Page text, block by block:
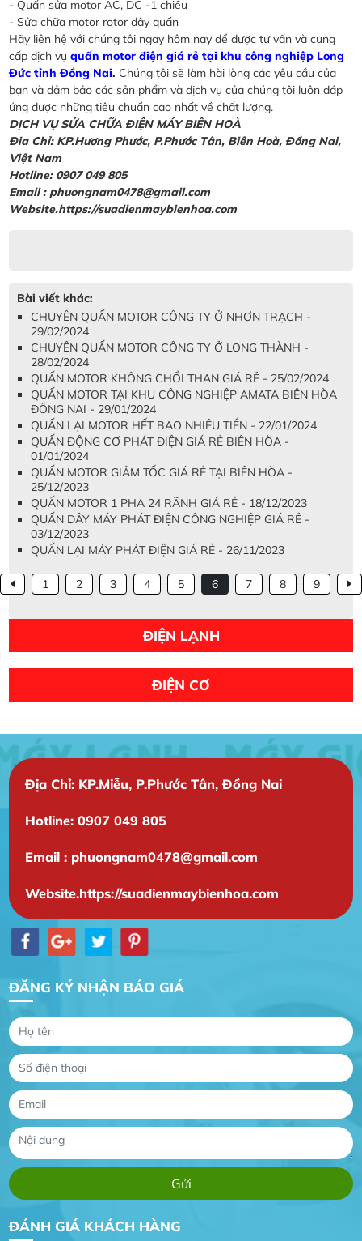
- Quấn sửa motor AC, DC -1 chiều
- Sửa chữa motor rotor dây quấn
Hãy liên hệ với chúng tôi ngay hôm nay để được tư vấn và cung
cấp dịch vụ quấn motor điện giá rẻ tại khu công nghiệp Long
Đức tỉnh Đồng Nai. Chúng tôi sẽ làm hài lòng các yêu cầu của
bạn và đảm bảo các sản phẩm và dịch vụ của chúng tôi luôn đáp
ứng được những tiêu chuẩn cao nhất về chất lượng.
DỊCH VỤ SỬA CHỮA ĐIỆN MÁY BIÊN HOÀ
Đia Chỉ: KP.Hương Phước, P.Phước Tân, Biên Hoà, Đồng Nai,
Việt Nam
Hotline: 0907 049 805
Email : phuongnam0478@gmail.com
Website.https://suadienmaybienhoa.com
Bài viết khác:
CHUYÊN QUẤN MOTOR CÔNG TY Ở NHƠN TRẠCH -
29/02/2024
CHUYÊN QUẤN MOTOR CÔNG TY Ở LONG THÀNH -
28/02/2024
QUẤN MOTOR KHÔNG CHỔI THAN GIÁ RẺ - 25/02/2024
QUẤN MOTOR TẠI KHU CÔNG NGHIỆP AMATA BIÊN HÒA
ĐỒNG NAI - 29/01/2024
QUẤN LẠI MOTOR HẾT BAO NHIÊU TIỀN - 22/01/2024
QUẤN ĐỘNG CƠ PHÁT ĐIỆN GIÁ RẺ BIÊN HÒA -
01/01/2024
QUẤN MOTOR GIẢM TỐC GIÁ RẺ TẠI BIÊN HÒA -
25/12/2023
QUẤN MOTOR 1 PHA 24 RÃNH GIÁ RẺ - 18/12/2023
QUẤN DÂY MÁY PHÁT ĐIỆN CÔNG NGHIỆP GIÁ RẺ -
03/12/2023
QUẤN LẠI MÁY PHÁT ĐIỆN GIÁ RẺ - 26/11/2023
1 2 3 4 5 6 7 8 9
ĐIỆN LẠNH
ĐIỆN CƠ
Địa Chỉ: KP.Miễu, P.Phước Tân, Đồng Nai
Hotline: 0907 049 805
Email : phuongnam0478@gmail.com
Website.https://suadienmaybienhoa.com
ĐĂNG KÝ NHẬN BÁO GIÁ
ĐÁNH GIÁ KHÁCH HÀNG
Gia Đình chúng tôi rất hài lòng dịch vụ tại
Anh An
vụ
Tôi hài lòng quấn motor đẹp và đúng ý
sản phẩm chất lượng rất tốt sản phẩm chất
phẩm chất lượng rất tốt
Gia Đình lắp máy nóng lạnh
website